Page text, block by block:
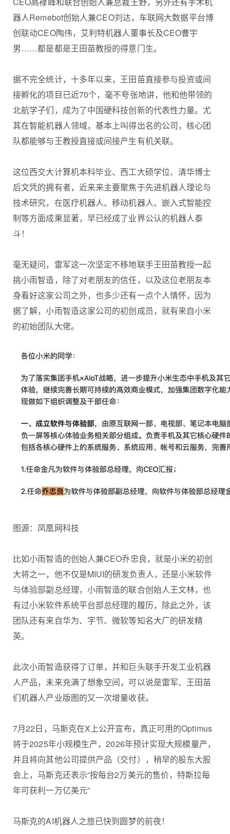
器人Remebot创始人兼CEO刘达，车联网大数据平台博
创联动CEO陶伟，艾利特机器人董事长及CEO曹宇
男……都是都是王田苗教授的得意门生。
据不完全统计，十多年以来，王田苗直接参与投资或间
接孵化的项目已近70个，毫不夸张地讲，他和他带领的
北航学子们，成为了中国硬科技创新的代表性力量。尤
其在智能机器人领域，基本上叫得出名的公司，核心团
队都能够与王教授直接或间接产生有机关联。
这位西交大计算机本科毕业、西工大硕学位、清华博士
后文凭的拥有者，近来来主要聚焦于先进机器人理论与
技术研究，在医疗机器人、移动机器人、嵌入式智能控
制等方面成果显著，早已经成了业界公认的机器人泰
斗！
毫无疑问，雷军这一次坚定不移地联手王田苗教授一起
挑小雨智造，除了对老朋友的信任，以及这位老朋友本
身看好这家公司之外，也多少还有一点个人情怀，因为
据了解，小雨智造这家公司的初创成员，就有来自小米
的初始团队大佬。
图源：凤凰网科技
比如小雨智造的创始人兼CEO乔忠良，就是小米的初创
大将之一，他不仅是MIUI的研发负责人，还是小米软件
与体验部副总经理，小雨智造的联合创始人王文林，也
有过小米软件系统平台部总经理的履历，除此之外，该
团队还有来自华为、字节、微软等知名大厂的研发精
英。
此次小雨智造获得了订单，并和巨头联手开发工业机器
人产品，未来充满了想象空间，可以说是雷军、王田苗
们机器人产业版图的又一次增量收获。
7月22日，马斯克在X上公开宣布，真正可用的Optimus
将于2025年小规模生产，2026年预计实现大规模量产，
并且将向其他公司提供产品（交付），稍早的股东大股
会上，马斯克还表示“按每台2万美元的售价，特斯拉每
年可获利一万亿美元”
马斯克的AI机器人之旅已快到圆梦的前夜！